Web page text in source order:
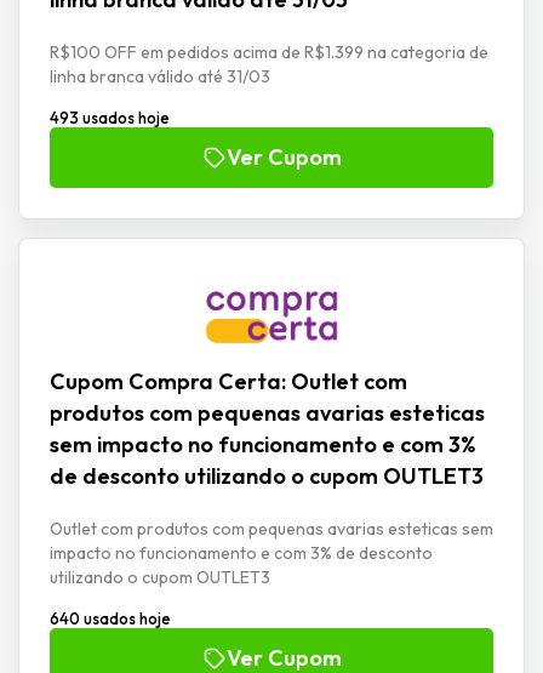
R$100 OFF em pedidos acima de R$1.399 na categoria de
linha branca válido até 31/03
493 usados hoje
Ver Cupom
Cupom Compra Certa: Outlet com
produtos com pequenas avarias esteticas
sem impacto no funcionamento e com 3%
de desconto utilizando o cupom OUTLET3
Outlet com produtos com pequenas avarias esteticas sem
impacto no funcionamento e com 3% de desconto
utilizando o cupom OUTLET3
640 usados hoje
Ver Cupom